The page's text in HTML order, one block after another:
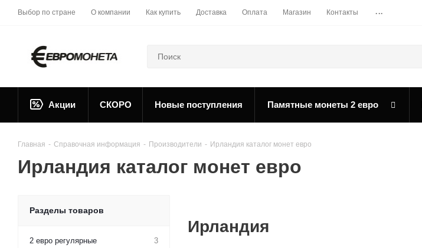
Выбор по стране О компании Как купить Доставка Оплата Магазин Контакты ...
Акции СКОРО Новые поступления Памятные монеты 2 евро
Главная - Справочная информация - Производители - Ирландия каталог монет евро
Ирландия каталог монет евро
Ирландия
Разделы товаров
2 евро регулярные
3